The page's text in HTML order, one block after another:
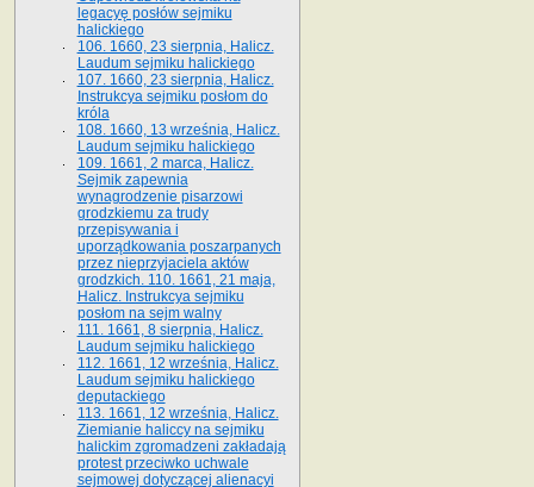
legacyę posłów sejmiku
halickiego
106. 1660, 23 sierpnia, Halicz.
Laudum sejmiku halickiego
107. 1660, 23 sierpnia, Halicz.
Instrukcya sejmiku posłom do
króla
108. 1660, 13 września, Halicz.
Laudum sejmiku halickiego
109. 1661, 2 marca, Halicz.
Sejmik zapewnia
wynagrodzenie pisarzowi
grodzkiemu za trudy
przepisywania i
uporządkowania poszarpanych
przez nieprzyjaciela aktów
grodzkich. 110. 1661, 21 maja,
Halicz. Instrukcya sejmiku
posłom na sejm walny
111. 1661, 8 sierpnia, Halicz.
Laudum sejmiku halickiego
112. 1661, 12 września, Halicz.
Laudum sejmiku halickiego
deputackiego
113. 1661, 12 września, Halicz.
Ziemianie haliccy na sejmiku
halickim zgromadzeni zakładają
protest przeciwko uchwale
sejmowej dotyczącej alienacyi